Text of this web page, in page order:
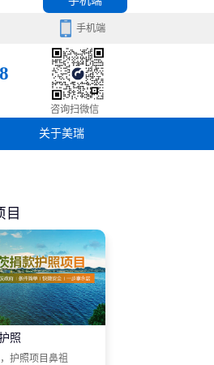
手机端
咨询扫微信
关于美瑞
目
照
护照项目鼻祖